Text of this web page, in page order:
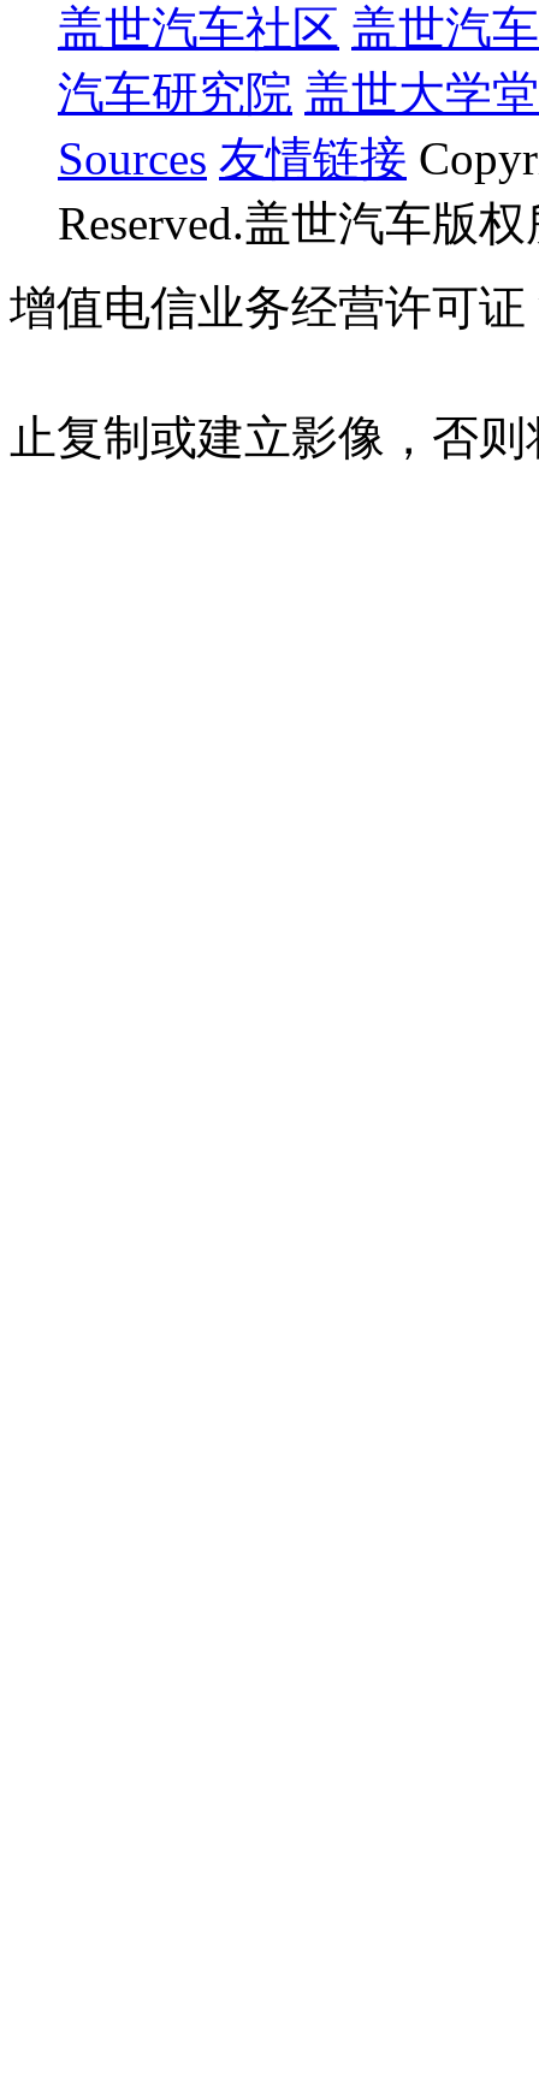
盖世汽车社区 盖世汽
汽车研究院 盖世大学堂
Sources 友情链接
Reserved.盖世汽车版
增值电信业务经营许可证
止复制或建立影像，否